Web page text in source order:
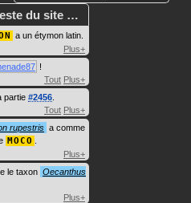
du site …
a un étymon latin.
Plus+
!
Tout Plus+
partie #2456
Tout Plus+
rupestris a comme
MOCO
Plus+
le taxon Oecanthus
Plus+